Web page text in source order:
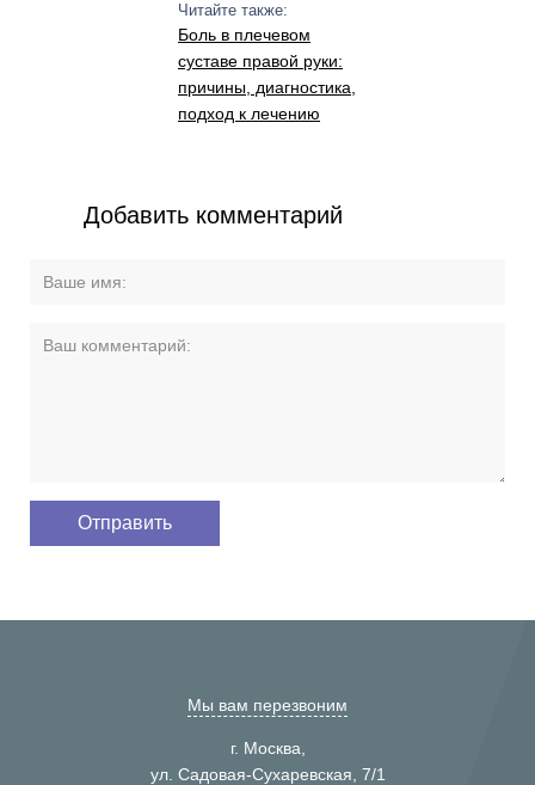
Читайте также:
Боль в плечевом
суставе правой руки:
причины, диагностика,
подход к лечению
Добавить комментарий
Мы вам перезвоним
г. Москва,
ул. Садовая-Сухаревская, 7/1